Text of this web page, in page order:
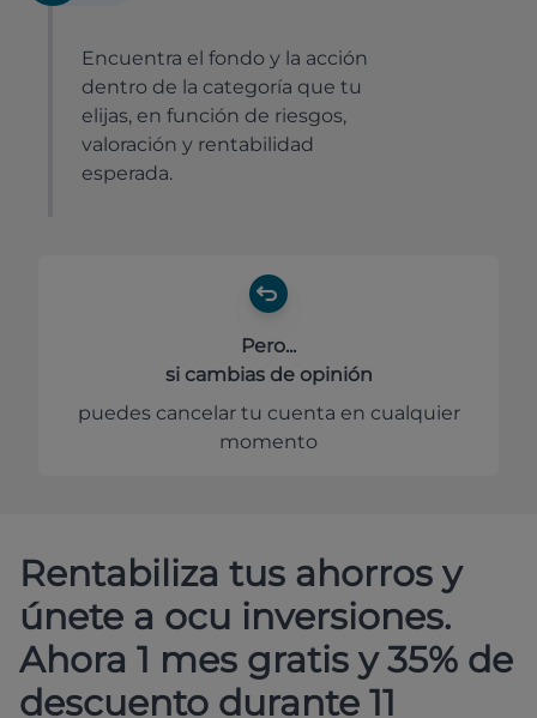
Encuentra el fondo y la acción
dentro de la categoría que tu
elijas, en función de riesgos,
valoración y rentabilidad
esperada.
Pero...
si cambias de opinión
puedes cancelar tu cuenta en cualquier
momento
Rentabiliza tus ahorros y
únete a ocu inversiones.
Ahora 1 mes gratis y 35% de
descuento durante 11